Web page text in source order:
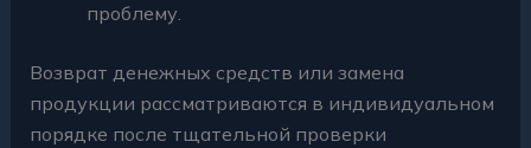
проблему.
Возврат денежных средств или замена
продукции рассматриваются в индивидуальном
порядке после тщательной проверки